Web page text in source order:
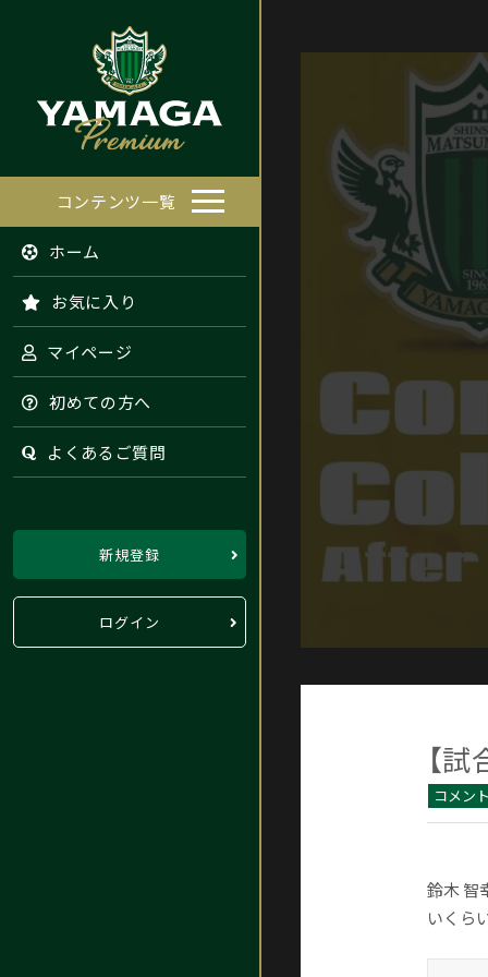
コンテンツ一覧
ホーム
お気に入り
マイページ
初めての方へ
よくあるご質問
新規登録
ログイン
【
コメン
鈴木 智
いくら